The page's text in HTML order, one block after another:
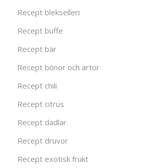
Recept blekselleri
Recept buffe
Recept bär
Recept bönor och ärtor
Recept chili
Recept citrus
Recept dadlar
Recept druvor
Recept exotisk frukt